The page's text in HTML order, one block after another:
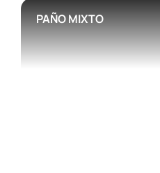
PAÑO MIXTO